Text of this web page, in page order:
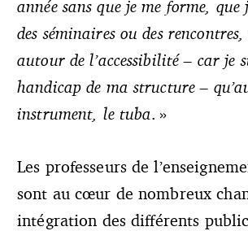
année sans que je me forme,
des séminaires ou des
autour de l’accessibilité – car je
handicap de ma structure –
instrument, le tuba. »
Les professeurs de
sont au cœur de nombreux
intégration des différents